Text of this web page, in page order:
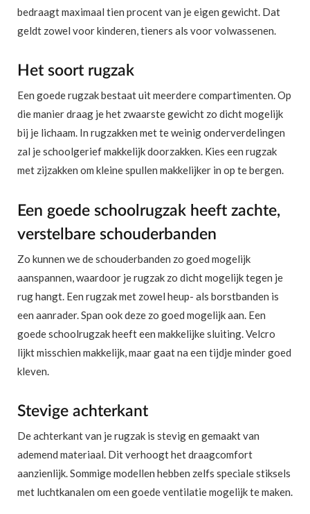
bedraagt maximaal tien procent van je eigen gewicht. Dat
geldt zowel voor kinderen, tieners als voor volwassenen.
Het soort rugzak
Een goede rugzak bestaat uit meerdere compartimenten. Op
die manier draag je het zwaarste gewicht zo dicht mogelijk
bij je lichaam. In rugzakken met te weinig onderverdelingen
zal je schoolgerief makkelijk doorzakken. Kies een rugzak
met zijzakken om kleine spullen makkelijker in op te bergen.
Een goede schoolrugzak heeft zachte,
verstelbare schouderbanden
Zo kunnen we de schouderbanden zo goed mogelijk
aanspannen, waardoor je rugzak zo dicht mogelijk tegen je
rug hangt. Een rugzak met zowel heup- als borstbanden is
een aanrader. Span ook deze zo goed mogelijk aan. Een
goede schoolrugzak heeft een makkelijke sluiting. Velcro
lijkt misschien makkelijk, maar gaat na een tijdje minder goed
kleven.
Stevige achterkant
De achterkant van je rugzak is stevig en gemaakt van
ademend materiaal. Dit verhoogt het draagcomfort
aanzienlijk. Sommige modellen hebben zelfs speciale stiksels
met luchtkanalen om een ​​goede ventilatie mogelijk te maken.